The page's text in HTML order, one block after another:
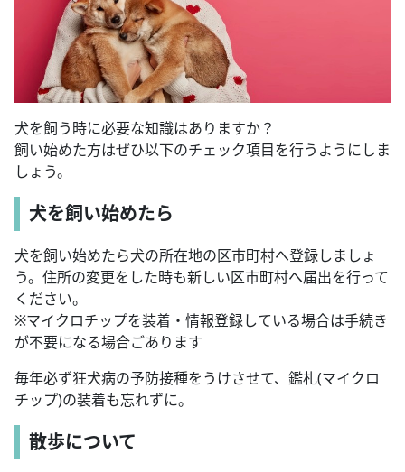
犬を飼う時に必要な知識はありますか？
飼い始めた方はぜひ以下のチェック項目を行うようにしま
しょう。
犬を飼い始めたら
犬を飼い始めたら犬の所在地の区市町村へ登録しましょ
う。住所の変更をした時も新しい区市町村へ届出を行って
ください。
※マイクロチップを装着・情報登録している場合は手続き
が不要になる場合ごあります
毎年必ず狂犬病の予防接種をうけさせて、鑑札(マイクロ
チップ)の装着も忘れずに。
散歩について